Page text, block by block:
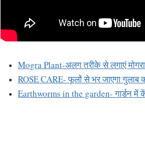
Mogra Plant-अलग तरीके से लगाएं
ROSE CARE- फूलों से भर जाएगा
Earthworms in the garden- गार्डन